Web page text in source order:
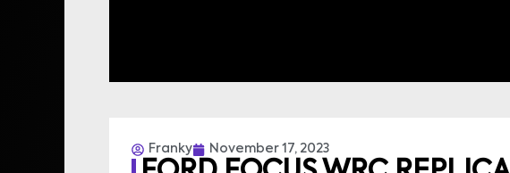
Franky November 17, 2023